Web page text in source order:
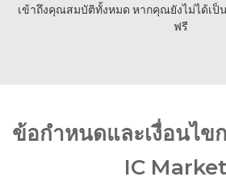
เข้าถึงคุณสมบัติทั้งหมด หากคุณยังไม่ได้เป็
ฟรี
ข้อกำหนดและเงื่อนไข
IC